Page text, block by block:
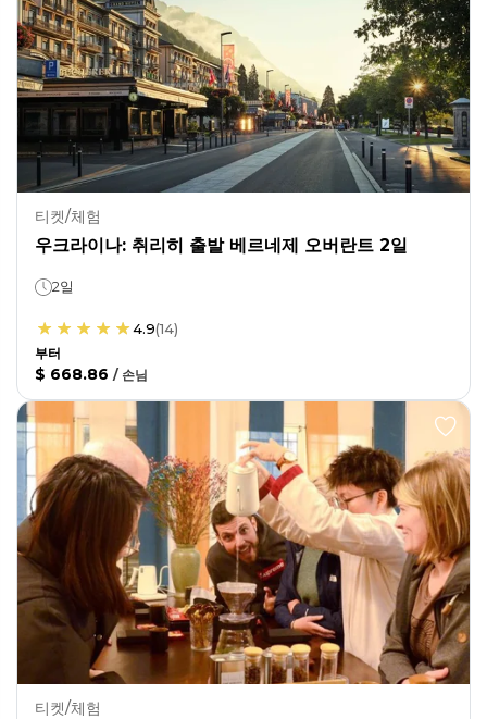
티켓/체험
우크라이나: 취리히 출발 베르네제 오버란트 2일
2일
4.9(14)
부터
$ 668.86 / 손님
티켓/체험